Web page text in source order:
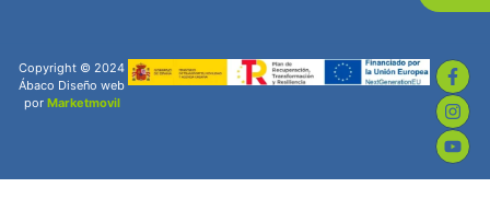
Copyright © 2024
Ábaco Diseño web
por Marketmovil